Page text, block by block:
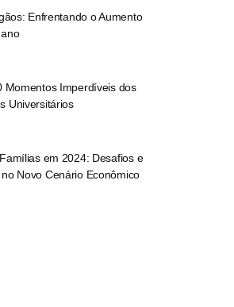
Enfrentando o Aumento
Momentos Imperdíveis dos
Universitários
em 2024: Desafios e
Novo Cenário Econômico